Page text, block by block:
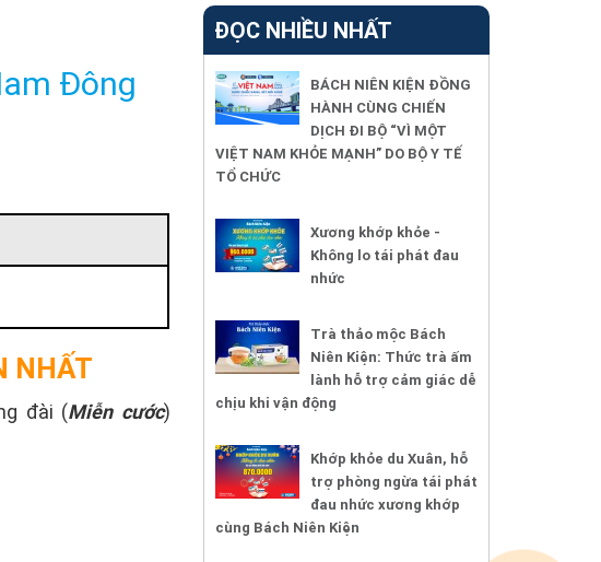
Đông
NHẤT
đài (Miễn cước)
ĐỌC NHIỀU NHẤT
BÁCH NIÊN KIỆN ĐỒNG
HÀNH CÙNG CHIẾN
DỊCH ĐI BỘ “VÌ MỘT
VIỆT NAM KHỎE MẠNH” DO BỘ Y TẾ
TỔ CHỨC
Xương khớp khỏe -
Không lo tái phát đau
nhức
Trà thảo mộc Bách
Niên Kiện: Thức trà ấm
lành hỗ trợ cảm giác dễ
chịu khi vận động
Khớp khỏe du Xuân, hỗ
trợ phòng ngừa tái phát
đau nhức xương khớp
cùng Bách Niên Kiện